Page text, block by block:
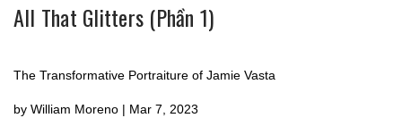
All That Glitters (Phần 1)
The Transformative Portraiture of Jamie Vasta
by William Moreno | Mar 7, 2023